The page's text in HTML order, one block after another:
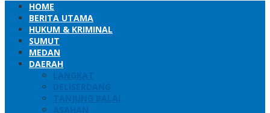
HOME
BERITA UTAMA
HUKUM & KRIMINAL
SUMUT
MEDAN
DAERAH
LANGKAT
DELISERDANG
TANJUNG BALAI
ASAHAN